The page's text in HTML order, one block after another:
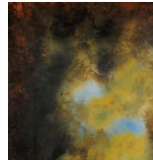
cod. 06501
FONDALE IN CANVAS 2x3m